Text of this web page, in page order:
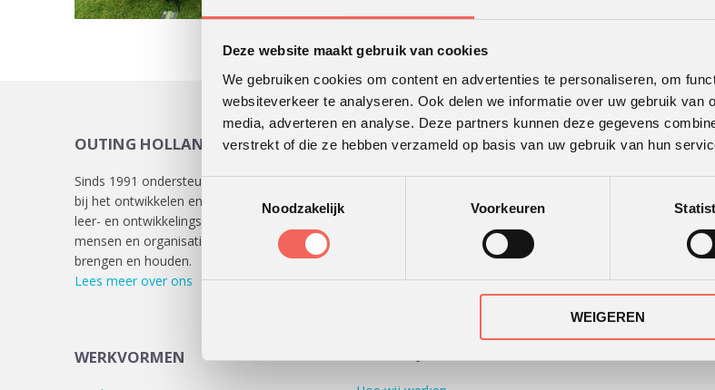
Deze website maakt gebruik van cookies
We gebruiken cookies om content en advertenties te personaliseren, om
websiteverkeer te analyseren. Ook delen we informatie over uw gebruik van
media, adverteren en analyse. Deze partners kunnen deze gegevens
verstrekt of die ze hebben verzameld op basis van uw gebruik van hun
Noodzakelijk
Voorkeuren
WEIGEREN
OUTING HOLLAND
Sinds 1991 ondersteunen we klanten
bij het ontwikkelen en uitvoeren van
leer- en ontwikkelingsprocessen die
mensen en organisaties in beweging
brengen en houden.
Lees meer over ons
WERKVORMEN
KLANTWAARDERING
Leeshierde beoordelingen van
verschillende klanten.
30 recensies
ONS